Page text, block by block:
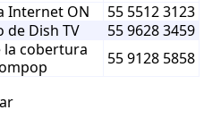
Internet ON
55 5512 3123
Dish TV
55 9628 3459
la cobertura
55 9128 5858